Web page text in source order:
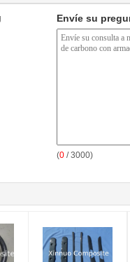
Envíe su
(0 / 3000)